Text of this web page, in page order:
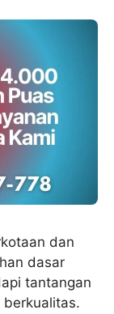
dan
dasar
tantangan